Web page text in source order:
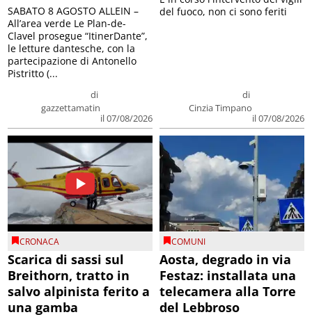
di
gazzettamatin
il 07/08/2026
SABATO 8 AGOSTO ALLEIN –
All’area verde Le Plan-de-
Clavel prosegue “ItinerDante”,
le letture dantesche, con la
partecipazione di Antonello
Pistritto (...
di
Cinzia Timpano
il 07/08/2026
del fuoco, non ci sono feriti
CRONACA
Scarica di sassi sul
Breithorn, tratto in
salvo alpinista ferito a
una gamba
COMUNI
Aosta, degrado in via
Festaz: installata una
telecamera alla Torre
del Lebbroso